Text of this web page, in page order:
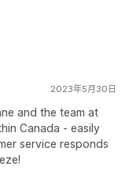
2023年5月30日
and the team at
Canada - easily
service responds